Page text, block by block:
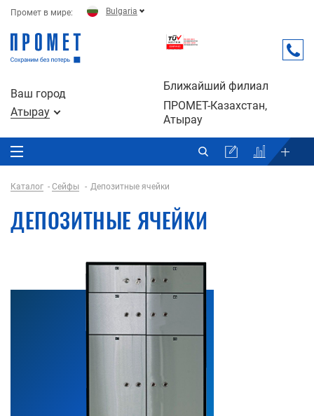
Промет в мире: Bulgaria
Ваш город
Атырау
Ближайший филиал
ПРОМЕТ-Казахстан,
Атырау
Каталог Сейфы Депозитные ячейки
ДЕПОЗИТНЫЕ ЯЧЕЙКИ